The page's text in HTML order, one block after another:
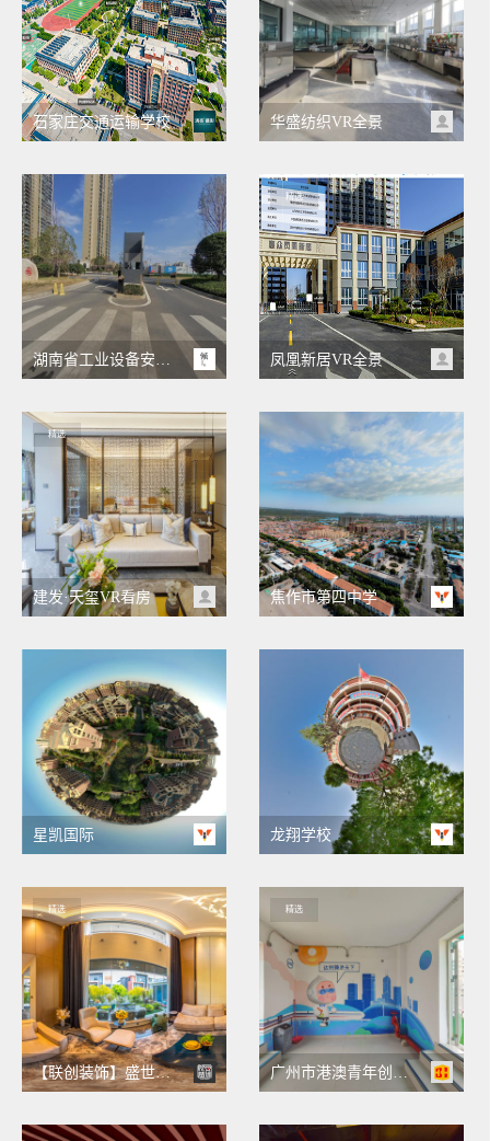
石家庄交通运输学校 华盛纺织VR全景
湖南省工业设备安装有限公司
精选
凤凰新居VR全景
精选
建发·天玺VR看房 焦作市第四中学
星凯国际 龙翔学校
精选
【联创装饰】盛世舒苑别墅VR全景
精选
广州市港澳青年创新创业服务中心VR全景